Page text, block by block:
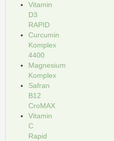
Vitamin
D3
RAPID
Curcumin
Komplex
4400
Magnesium
Komplex
Safran
B12
CroMAX
Vitamin
C
Rapid